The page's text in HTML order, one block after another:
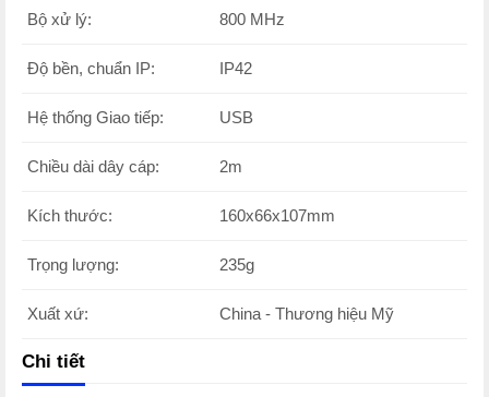
Bộ xử lý: 800 MHz
Độ bền, chuẩn IP: IP42
Hệ thống Giao tiếp: USB
Chiều dài dây cáp: 2m
Kích thước: 160x66x107mm
Trọng lượng: 235g
Xuất xứ: China - Thương hiệu Mỹ
Chi tiết